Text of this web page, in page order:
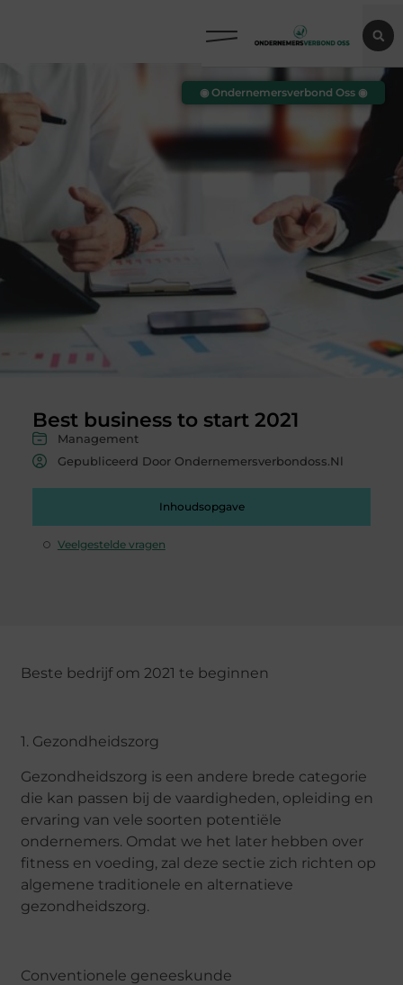
Best business to start 2021
Management
Gepubliceerd Door Ondernemersverbondoss.nl
Inhoudsopgave
Veelgestelde vragen
◉ Ondernemersverbond Oss ◉
Beste bedrijf om 2021 te beginnen
1. Gezondheidszorg
Gezondheidszorg is een andere brede categorie
die kan passen bij de vaardigheden, opleiding en
ervaring van vele soorten potentiële
ondernemers. Omdat we het later hebben over
fitness en voeding, zal deze sectie zich richten op
algemene traditionele en alternatieve
gezondheidszorg.
Conventionele geneeskunde